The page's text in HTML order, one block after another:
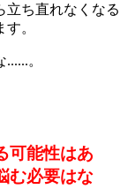
立ち直れなくなる
。
。
可能性はあ
む必要はな